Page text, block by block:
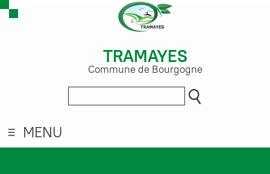
TRAMAYES
Commune de Bourgogne
MENU